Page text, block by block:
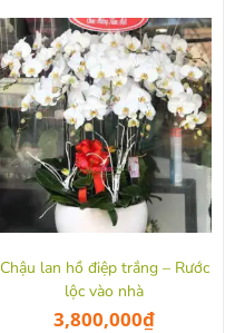
Chậu lan hồ điệp trắng – Rước
lộc vào nhà
3,800,000₫